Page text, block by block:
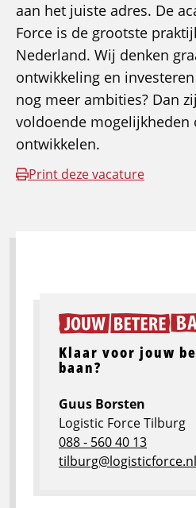
aan het juiste adres. De
Force is de grootste
Nederland. Wij denken
ontwikkeling en
nog meer ambities? Dan
voldoende mogelijkheden
ontwikkelen.
Print deze vacature
Klaar voor jouw
baan?
Guus Borsten
Logistic Force Tilburg
088 - 560 40 13
tilburg@logisticforce.nl